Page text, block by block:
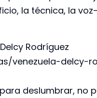
la técnica, la
Rodríguez
venezuela-delcy-
deslumbrar, no